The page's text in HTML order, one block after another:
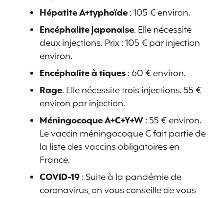
Hépatite A+typhoïde: 105 € environ.
Encéphalite japonaise. Elle nécessite
deux injections. Prix : 105 € par injection
environ.
Encéphalite à tiques: 60 € environ.
Rage. Elle nécessite trois injections. 55 €
environ par injection.
Méningocoque A+C+Y+W: 55 € environ.
Le vaccin méningocoque C fait partie de
la liste des vaccins obligatoires en
France.
COVID-19: Suite à la pandémie de
coronavirus, on vous conseille de vous